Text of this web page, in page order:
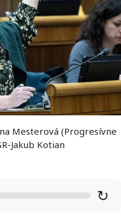
Mesterová (Progresívne
Jakub Kotian
↻